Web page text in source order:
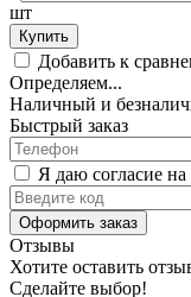
шт
Купить
Добавить к
Определяем...
Наличный и
Быстрый заказ
Я даю согласие
Оформить заказ
Отзывы
Хотите оставить
Сделайте выбор!